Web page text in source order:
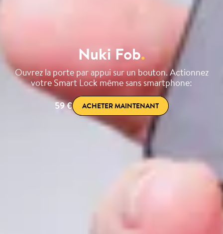
Nuki Fob.
Ouvrez la porte par appui sur un bouton. Actionnez
votre Smart Lock même sans smartphone:
59 €
ACHETER MAINTENANT